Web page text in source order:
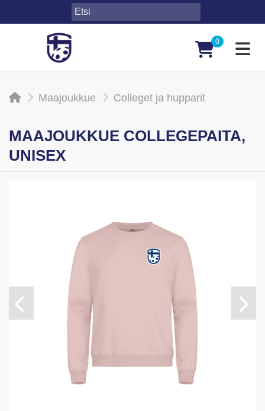
0
Maajoukkue Colleget ja hupparit
MAAJOUKKUE COLLEGEPAITA,
UNISEX